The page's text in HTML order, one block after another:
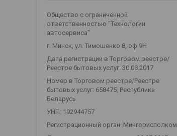
Общество с ограниченной
ответственностью "Технологии
автосервиса"
г. Минск, ул. Тимошенко 8, оф 9Н
Дата регистрации в Торговом реестре/
Реестре бытовых услуг: 30.08.2017
Номер в Торговом реестре/Реестре
бытовых услуг: 658475, Республика
Беларусь
УНП: 192944757
Регистрационный орган: Мингорисполком